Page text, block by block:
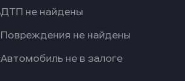
ДТП не найдены
Повреждения не найдены
Автомобиль не в залоге